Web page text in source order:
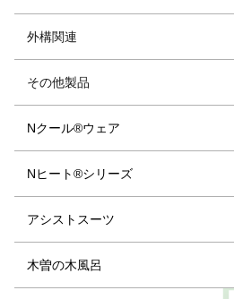
外構関連
その他製品
Nクール®ウェア
Nヒート®シリーズ
アシストスーツ
木曽の木風呂